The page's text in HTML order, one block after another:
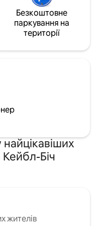
Безкоштовне
паркування на
території
Кейбл-Біч
жителів